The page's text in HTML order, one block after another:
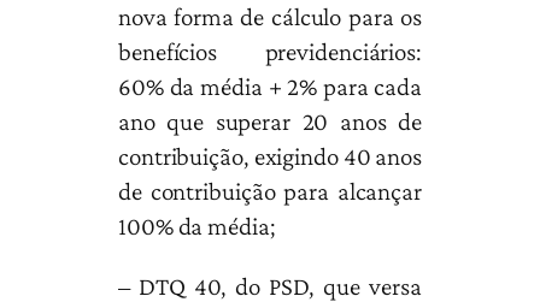
nova forma de cálculo para os
benefícios previdenciários:
60% da média + 2% para cada
ano que superar 20 anos de
contribuição, exigindo 40 anos
de contribuição para alcançar
100% da média;
– DTQ 40, do PSD, que versa